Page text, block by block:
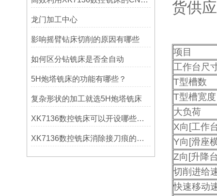
龙门加工中心
影响摇臂钻床切削的原因有哪些
如何区分钻铣床是否全自动
5H炮塔铣床的功能有哪些？
复杂形状的加工就选5H炮塔铣床
XK7136数控铣床可以开设哪些考核项目？
XK7136数控铣床消除接刀痕的操作
货供
项目
工作台尺
T型槽数
T型槽宽度
大负荷
X向[工作
Y向[滑座
Z向[升降
切削进给
快速移动